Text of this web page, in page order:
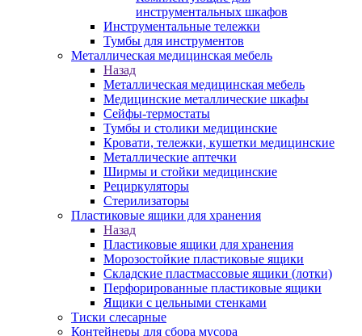
инструментальных шкафов
Инструментальные тележки
Тумбы для инструментов
Металлическая медицинская мебель
Назад
Металлическая медицинская мебель
Медицинские металлические шкафы
Сейфы-термостаты
Тумбы и столики медицинские
Кровати, тележки, кушетки медицинские
Металлические аптечки
Ширмы и стойки медицинские
Рециркуляторы
Стерилизаторы
Пластиковые ящики для хранения
Назад
Пластиковые ящики для хранения
Морозостойкие пластиковые ящики
Складские пластмассовые ящики (лотки)
Перфорированные пластиковые ящики
Ящики с цельными стенками
Тиски слесарные
Контейнеры для сбора мусора